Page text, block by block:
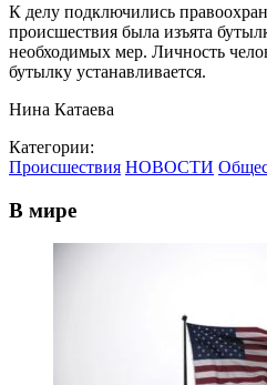
К делу подключились
происшествия была изъята
необходимых мер. Личность
бутылку устанавливается.
Нина Катаева
Категории:
Происшествия НОВОСТИ
В мире